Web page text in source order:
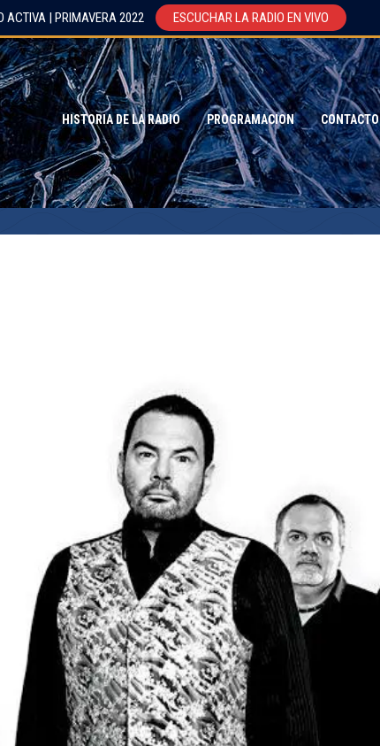
HISTORIA DE LA RADIO PROGRAMACION CONTACTO
ACTIVA | PRIMAVERA 2022 ESCUCHAR LA RADIO EN VIVO